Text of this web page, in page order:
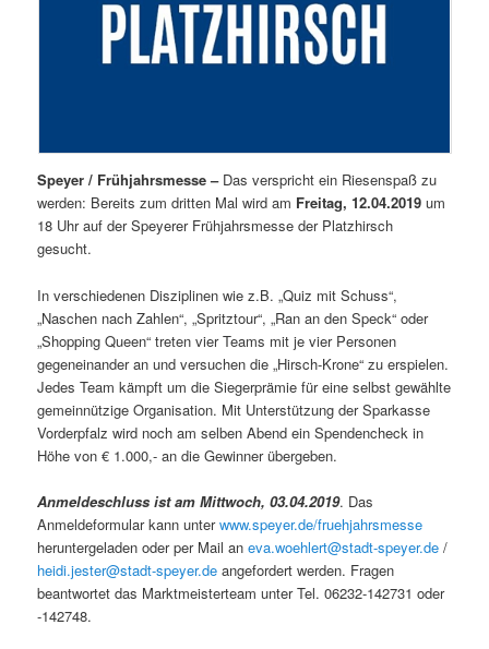
Speyer / Frühjahrsmesse – Das verspricht ein Riesenspaß zu
werden: Bereits zum dritten Mal wird am Freitag, 12.04.2019 um
18 Uhr auf der Speyerer Frühjahrsmesse der Platzhirsch
gesucht.
In verschiedenen Disziplinen wie z.B. „Quiz mit Schuss“,
„Naschen nach Zahlen“, „Spritztour“, „Ran an den Speck“ oder
„Shopping Queen“ treten vier Teams mit je vier Personen
gegeneinander an und versuchen die „Hirsch-Krone“ zu erspielen.
Jedes Team kämpft um die Siegerprämie für eine selbst gewählte
gemeinnützige Organisation. Mit Unterstützung der Sparkasse
Vorderpfalz wird noch am selben Abend ein Spendencheck in
Höhe von € 1.000,- an die Gewinner übergeben.
Anmeldeschluss ist am Mittwoch, 03.04.2019. Das
Anmeldeformular kann unterwww.speyer.de/fruehjahrsmesse
heruntergeladen oder per Mail aneva.woehlert@stadt-speyer.de /
heidi.jester@stadt-speyer.de angefordert werden. Fragen
beantwortet das Marktmeisterteam unter Tel. 06232-142731 oder
-142748.